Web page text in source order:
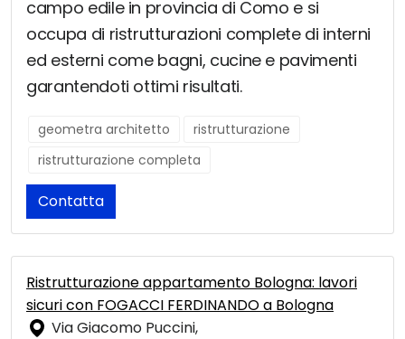
campo edile in provincia di Como e si
occupa di ristrutturazioni complete di interni
ed esterni come bagni, cucine e pavimenti
garantendoti ottimi risultati.
geometra architetto
ristrutturazione
ristrutturazione completa
Contatta
Ristrutturazione appartamento Bologna: lavori
sicuri con FOGACCI FERDINANDO a Bologna
Via Giacomo Puccini,